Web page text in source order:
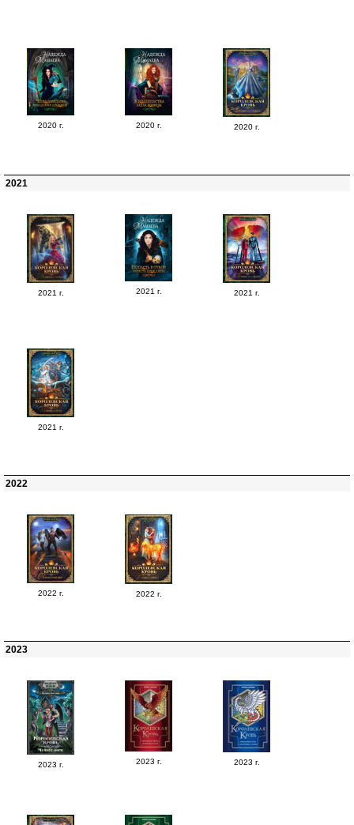
2020 г. 2020 г. 2020 г.
2021
2021 г. 2021 г. 2021 г.
2021 г.
2022
2022 г. 2022 г.
2023
2023 г. 2023 г. 2023 г.